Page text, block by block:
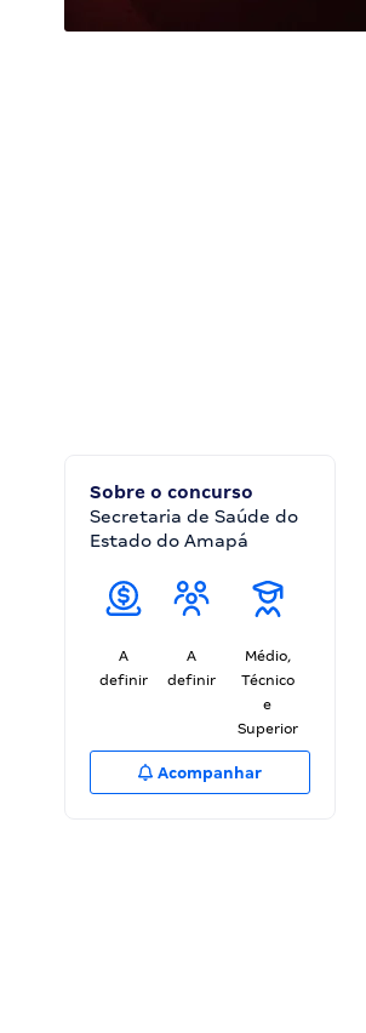
Sobre o concurso
Secretaria de Saúde do
Estado do Amapá
A
definir
A
definir
Médio,
Técnico
e
Superior
Acompanhar